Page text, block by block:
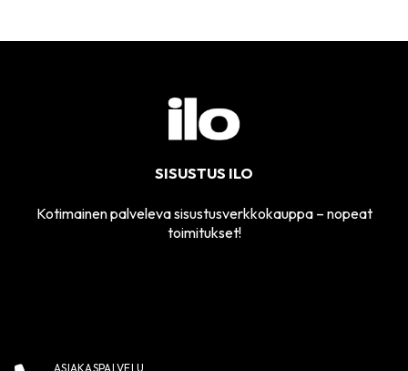
SISUSTUS ILO
Kotimainen palveleva sisustusverkkokauppa – nopeat
toimitukset!
ASIAKASPALVELU